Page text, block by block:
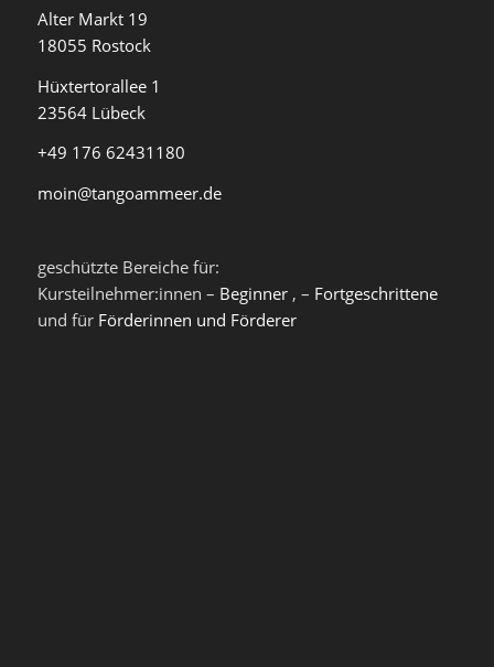
Alter Markt 19
18055 Rostock
Hüxtertorallee 1
23564 Lübeck
+49 176 62431180
moin@tangoammeer.de
geschützte Bereiche für:
Kursteilnehmer:innen – Beginner, – Fortgeschrittene
und für Förderinnen und Förderer